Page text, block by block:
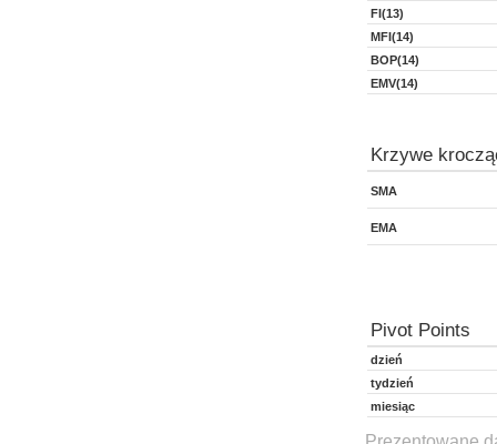
FI(13)
MFI(14)
BOP(14)
EMV(14)
Krzywe
SMA
EMA
Pivot Points
dzień
tydzień
miesiąc